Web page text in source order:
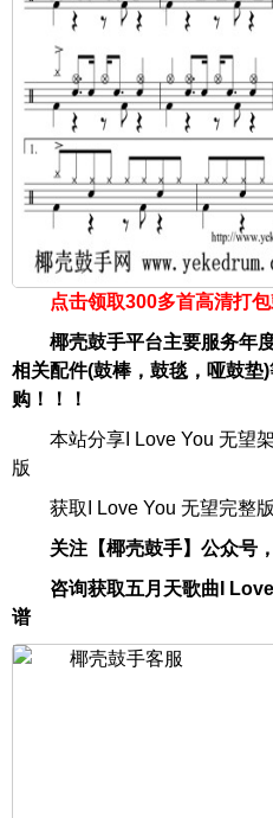
点击领取300多首高清打
椰壳鼓手平台主要服务年
相关配件(鼓棒，鼓毯，哑鼓垫
购！！！
本站分享I Love You 无望
版
获取I Love You 无望完整
关注【椰壳鼓手】公众号
咨询获取五月天歌曲I
谱